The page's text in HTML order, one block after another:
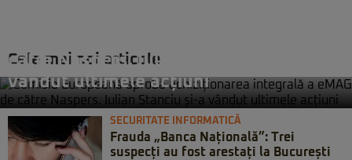
Cele mai noi articole
către Naspers. Iulian Stanciu și-a
vândut ultimele acțiuni
SECURITATE INFORMATICĂ
Frauda „Banca Națională”: Trei
suspecți au fost arestați la București